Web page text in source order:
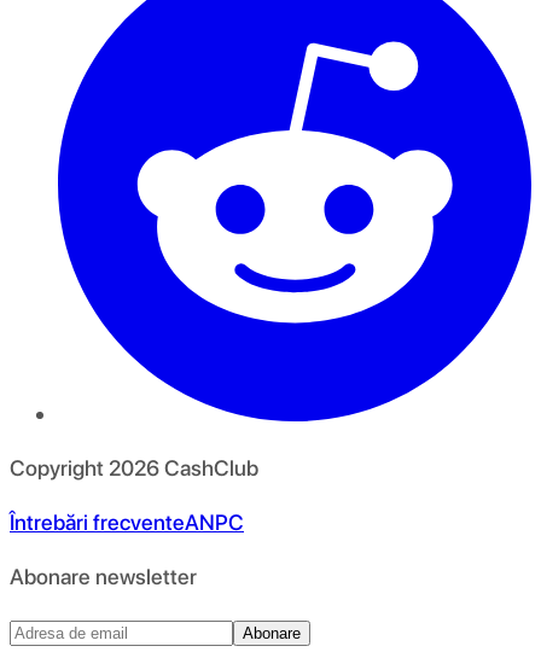
Copyright 2026CashClub
Întrebări frecventeANPC
Abonare newsletter
Abonare